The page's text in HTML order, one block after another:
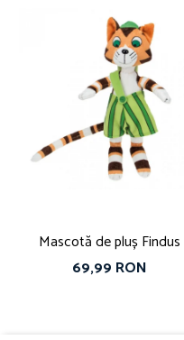
Mascotă de pluș Findus
69,99 RON